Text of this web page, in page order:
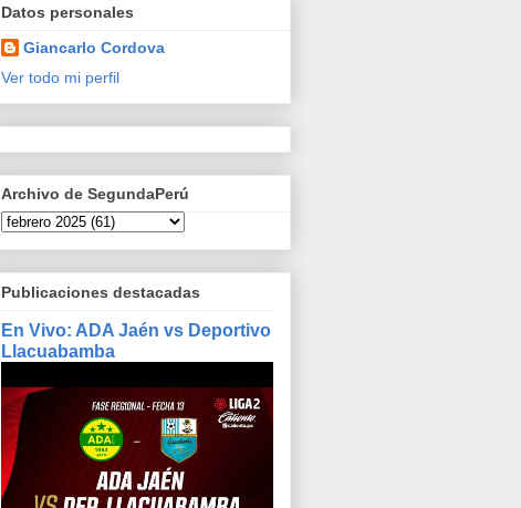
Datos personales
Giancarlo Cordova
Ver todo mi perfil
Archivo de SegundaPerú
Publicaciones destacadas
En Vivo: ADA Jaén vs Deportivo
Llacuabamba